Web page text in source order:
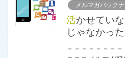
メルマガバック
活かせていないのは○○さんのせい
じゃなかった
－－－－－－－